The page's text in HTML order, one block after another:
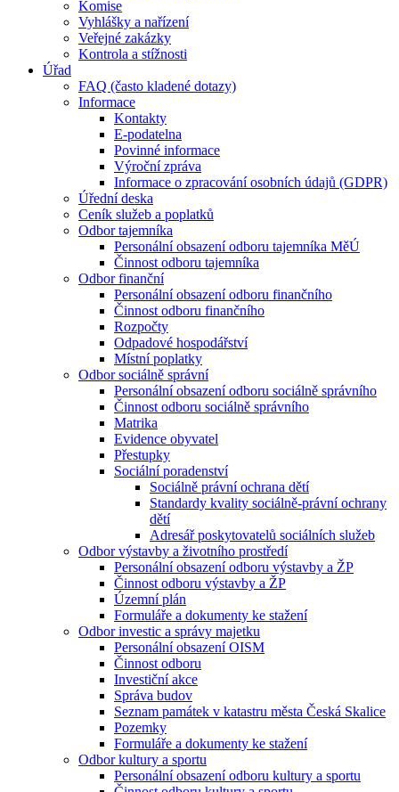
Komise
Vyhlášky a nařízení
Veřejné zakázky
Kontrola a stížnosti
Úřad
FAQ (často kladené dotazy)
Informace
Kontakty
E-podatelna
Povinné informace
Výroční zpráva
Informace o zpracování osobních údajů (GDPR)
Úřední deska
Ceník služeb a poplatků
Odbor tajemníka
Personální obsazení odboru tajemníka MěÚ
Činnost odboru tajemníka
Odbor finanční
Personální obsazení odboru finančního
Činnost odboru finančního
Rozpočty
Odpadové hospodářství
Místní poplatky
Odbor sociálně správní
Personální obsazení odboru sociálně správního
Činnost odboru sociálně správního
Matrika
Evidence obyvatel
Přestupky
Sociální poradenství
Sociálně právní ochrana dětí
Standardy kvality sociálně-právní ochrany
dětí
Adresář poskytovatelů sociálních služeb
Odbor výstavby a životního prostředí
Personální obsazení odboru výstavby a ŽP
Činnost odboru výstavby a ŽP
Územní plán
Formuláře a dokumenty ke stažení
Odbor investic a správy majetku
Personální obsazení OISM
Činnost odboru
Investiční akce
Správa budov
Seznam památek v katastru města Česká Skalice
Pozemky
Formuláře a dokumenty ke stažení
Odbor kultury a sportu
Personální obsazení odboru kultury a sportu